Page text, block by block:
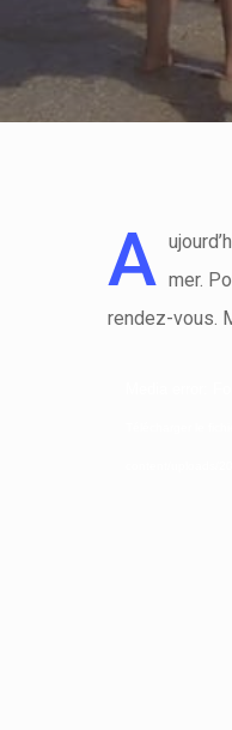
A mer.
rendez-vous.